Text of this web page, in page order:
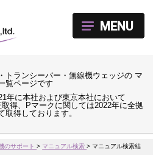
トランシーバー・無線機ウェッジの マ
覧ページです
年に本社および東京本社において
得、Pマークに関しては2022年に全拠
取得しております。
MENU
のサポート>マニュアル検索>マニュアル検索結